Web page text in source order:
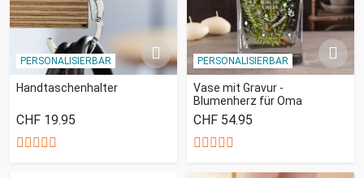
PERSONALISIERBAR
Handtaschenhalter
CHF 19.95
PERSONALISIERBAR
Vase mit Gravur -
Blumenherz für Oma
CHF 54.95